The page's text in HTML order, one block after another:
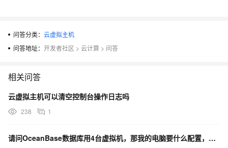
问答分类： 云虚拟主机
问答地址： 开发者社区 > 云计算 > 问答
相关问答
云虚拟主机可以清空控制台操作日志吗
238 1
请问OceanBase数据库用4台虚拟机，那我的电脑要什么配置，搭建集群，各种数据库的操作